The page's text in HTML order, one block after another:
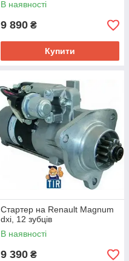
В наявності
9 890 ₴
Купити
Стартер на Renault Magnum
dxi, 12 зубців
В наявності
9 390 ₴